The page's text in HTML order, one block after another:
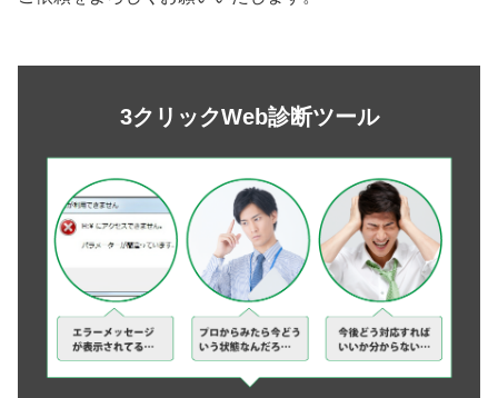
3クリックWeb診断ツール